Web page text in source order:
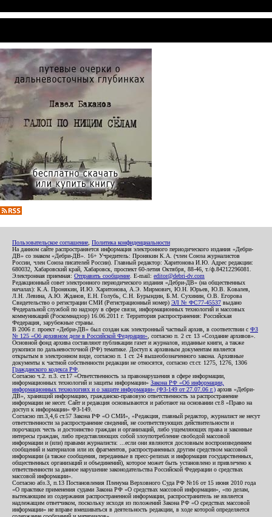
Пользовательское соглашение Политика конфиденциальности
На данном сайте распространяется информация электронного периодического издания «Дебри-
ДВ» со знаком «Дебри-ДВ». 16+ Учредитель: Пронякин К.А. (член Союза журналистов
России, член Союза писателей России). Главный редактор: Харитонова И.Ю. Адрес редакции:
680032, Хабаровский край, Хабаровск, проспект 60-летия Октября, 88-46, т./ф.84212296081.
Электронная приемная: Отправить сообщение . E-mail: editor@debri-dv.com
Редакционный совет электронного периодического издания «Дебри-ДВ» (на общественных
началах): К.А. Пронякин, И.Ю. Харитонова, А.Э. Мирмович, Ю.Н. Юрьев, Ю.В. Ковалев,
Л.Н. Левина, А.Ю. Жданов, Е.Н. Голубь, С.Н. Бурындин, Б.М. Сухинин, О.В. Егорова
Свидетельство о регистрации СМИ (Регистрационный номер) ЭЛ № ФС77-45537 выдано
Федеральной службой по надзору в сфере связи, информационных технологий и массовых
коммуникаций (Роскомнадзор) 16.06.2011 г. Территория распространения: Российская
Федерация, зарубежные страны.
В 2006 г. проект «Дебри-ДВ» был создан как электронный частный архив, в соответствии с ФЗ
№ 125 «Об архивном деле в Российской Федерации» , согласно п. 2 ст. 13 «Создание архивов».
Основной фонд архива составляют публикации газет и журналов, изданные книги, а также
рукописи по дальневосточной (РФ) тематике. Доступ к архивным документам является
открытым в электронном виде, согласно п. 1 ст. 24 вышеобозначенного закона. Архивные
документы к частной собственности редакции не относятся, согласно ст.ст. 1275, 1276, 1306
Гражданского кодекса РФ
Согласно ч.2. п.3. ст.17 «Ответственность за правонарушения в сфере информации,
информационных технологий и защиты информации» Закона РФ «Об информации,
информационных технологиях и о защите информации» (ФЗ-149 от 27.07.06 г.) архив «Дебри-
ДВ», хранящий информацию, гражданско-правовую ответственность за распространение
информации не несет. Сайт и редакция основываются и работают на основании ст.8 «Право на
доступ к информации» ФЗ-149.
Согласно пп.3,4,6 ст.57 Закона РФ «О СМИ», «Редакция, главный редактор, журналист не несут
ответственности за распространение сведений, не соответствующих действительности и
порочащих честь и достоинство граждан и организаций, либо ущемляющих права и законные
интересы граждан, либо представляющих собой злоупотребление свободой массовой
информации и (или) правами журналиста: ...если они являются дословным воспроизведением
сообщений и материалов или их фрагментов, распространенных другим средством массовой
информации (а также сообщения, переданные в пресс-релизах и информация государственных,
общественных организаций и объединений), которое может быть установлено и привлечено к
ответственности за данное нарушение законодательства Российской Федерации о средствах
массовой информации».
Согласно абз.3, п.13 Постановления Пленума Верховного Суда РФ №16 от 15 июня 2010 года
«О практике применения судами Закона РФ «О средствах массовой информации», «по делам,
вытекающим из содержания распространенной информации, распространитель не является
надлежащим ответчиком, поскольку исходя из положений Закона РФ «О средствах массовой
информации» не вправе вмешиваться в деятельность редакции, в ходе которой определяется